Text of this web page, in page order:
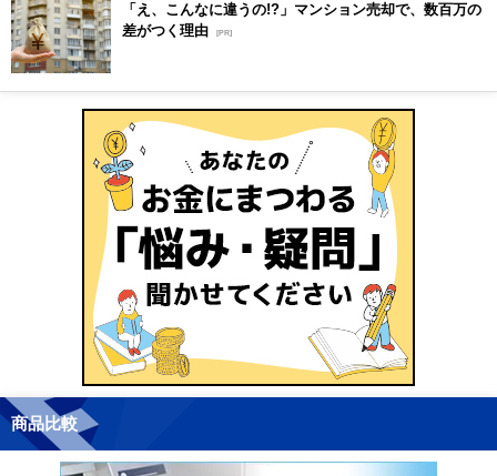
「え、こんなに違うの!?」マンション売却で、数百万の
差がつく理由 [PR]
商品比較